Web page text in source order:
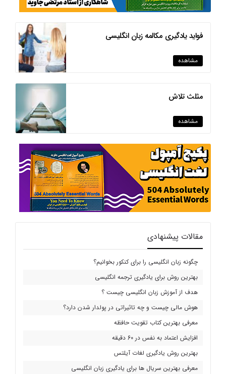
فواید یادگیری مکالمه زبان انگلیسی
مشاهده
مثلث تلاش
مشاهده
مقالات پیشنهادی
چگونه زبان انگلیسی را برای کنکور بخوانیم؟
بهترین روش برای یادگیری ترجمه انگلیسی
هدف از آموزش زبان انگلیسی چیست ؟
هوش مالی چیست و چه تاثیراتی در پولدار شدن دارد؟
معرفی بهترین کتاب تقویت حافظه
افزایش اعتماد به نفس در 60 دقیقه
بهترین روش یادگیری لغات آیلتس
معرفی بهترین سریال ها برای یادگیری زبان انگلیسی